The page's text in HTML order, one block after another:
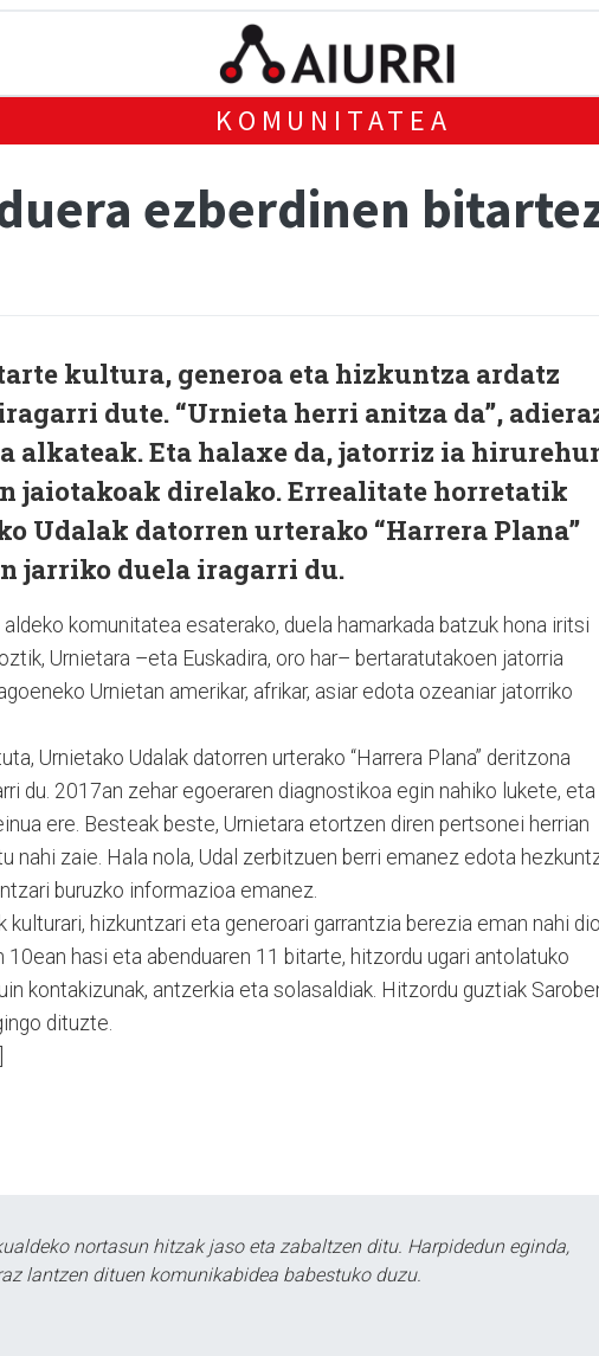
KOMUNITATEA
ezberdinen
kultura, generoa eta hizkuntza ardatz
dute. “Urnieta herri anitza da”,
alkateak. Eta halaxe da, jatorriz ia
jaiotakoak direlako. Errealitate horretatik
Udalak datorren urterako “Harrera Plana”
jarriko duela iragarri du.
komunitatea esaterako, duela hamarkada batzuk hona iritsi
Urnietara –eta Euskadira, oro har– bertaratutakoen jatorria
Urnietan amerikar, afrikar, asiar edota ozeaniar jatorriko
Urnietako Udalak datorren urterako “Harrera Plana” deritzona
du. 2017an zehar egoeraren diagnostikoa egin nahiko lukete, eta
ere. Besteak beste, Urnietara etortzen diren pertsonei herrian
nahi zaie. Hala nola, Udal zerbitzuen berri emanez edota
buruzko informazioa emanez.
kulturari, hizkuntzari eta generoari garrantzia berezia eman nahi
10ean hasi eta abenduaren 11 bitarte, hitzordu ugari antolatuko
kontakizunak, antzerkia eta solasaldiak. Hitzordu guztiak
dituzte.
nortasun hitzak jaso eta zabaltzen ditu. Harpidedun eginda,
lantzen dituen komunikabidea babestuko duzu.